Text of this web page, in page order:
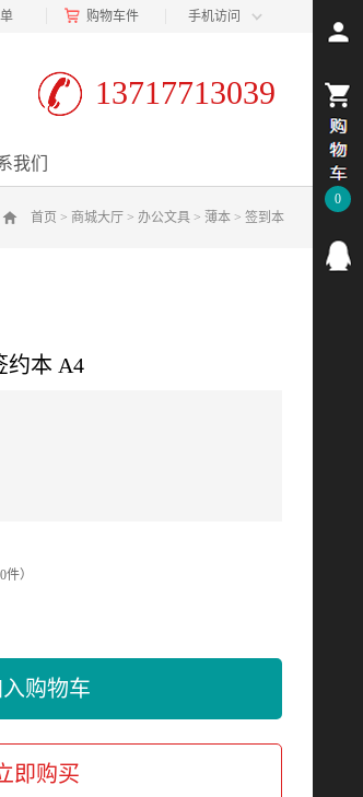
手机访问
购物车件
13717713039
我们
首页 > 商城大厅 > 办公文具 > 薄本 > 签到本
约本 A4
件）
0